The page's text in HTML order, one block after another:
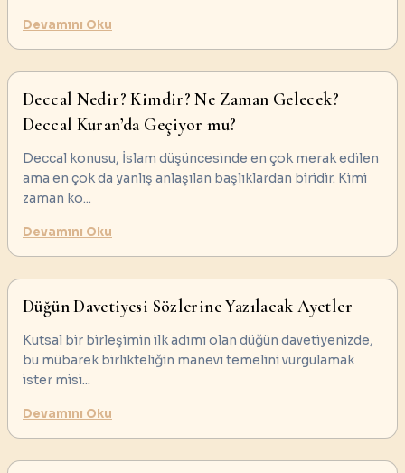
Devamını Oku
Deccal Nedir? Kimdir? Ne Zaman Gelecek?
Deccal Kuran’da Geçiyor mu?
Deccal konusu, İslam düşüncesinde en çok merak edilen
ama en çok da yanlış anlaşılan başlıklardan biridir. Kimi
zaman ko...
Devamını Oku
Düğün Davetiyesi Sözlerine Yazılacak Ayetler
Kutsal bir birleşimin ilk adımı olan düğün davetiyenizde,
bu mübarek birlikteliğin manevi temelini vurgulamak
ister misi...
Devamını Oku